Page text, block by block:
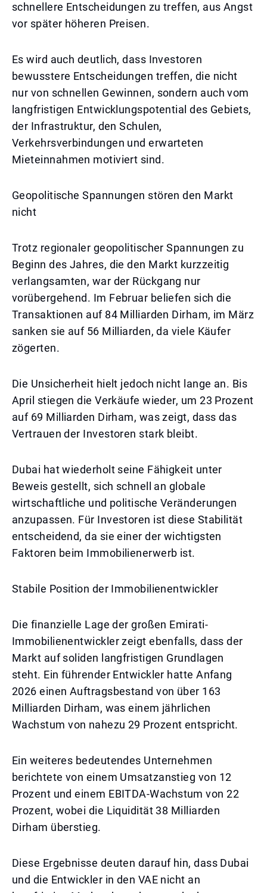
schnellere Entscheidungen zu treffen, aus Angst
vor später höheren Preisen.
Es wird auch deutlich, dass Investoren
bewusstere Entscheidungen treffen, die nicht
nur von schnellen Gewinnen, sondern auch vom
langfristigen Entwicklungspotential des Gebiets,
der Infrastruktur, den Schulen,
Verkehrsverbindungen und erwarteten
Mieteinnahmen motiviert sind.
Geopolitische Spannungen stören den Markt
nicht
Trotz regionaler geopolitischer Spannungen zu
Beginn des Jahres, die den Markt kurzzeitig
verlangsamten, war der Rückgang nur
vorübergehend. Im Februar beliefen sich die
Transaktionen auf 84 Milliarden Dirham, im März
sanken sie auf 56 Milliarden, da viele Käufer
zögerten.
Die Unsicherheit hielt jedoch nicht lange an. Bis
April stiegen die Verkäufe wieder, um 23 Prozent
auf 69 Milliarden Dirham, was zeigt, dass das
Vertrauen der Investoren stark bleibt.
Dubai hat wiederholt seine Fähigkeit unter
Beweis gestellt, sich schnell an globale
wirtschaftliche und politische Veränderungen
anzupassen. Für Investoren ist diese Stabilität
entscheidend, da sie einer der wichtigsten
Faktoren beim Immobilienerwerb ist.
Stabile Position der Immobilienentwickler
Die finanzielle Lage der großen Emirati-
Immobilienentwickler zeigt ebenfalls, dass der
Markt auf soliden langfristigen Grundlagen
steht. Ein führender Entwickler hatte Anfang
2026 einen Auftragsbestand von über 163
Milliarden Dirham, was einem jährlichen
Wachstum von nahezu 29 Prozent entspricht.
Ein weiteres bedeutendes Unternehmen
berichtete von einem Umsatzanstieg von 12
Prozent und einem EBITDA-Wachstum von 22
Prozent, wobei die Liquidität 38 Milliarden
Dirham überstieg.
Diese Ergebnisse deuten darauf hin, dass Dubai
und die Entwickler in den VAE nicht an